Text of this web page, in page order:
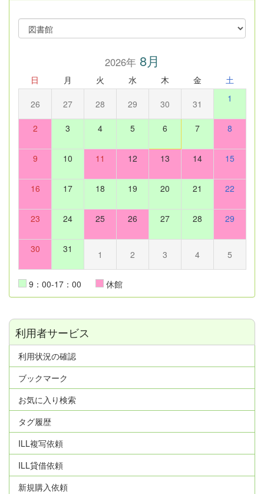
2026年8月
日 月 火 水 木 金 土
26 27 28 29 30 31 1
2 3 4 5 6 7 8
9 10 11 12 13 14 15
16 17 18 19 20 21 22
23 24 25 26 27 28 29
30 31 1 2 3 4 5
9：00-17：00 休館
利用者サービス
利用状況の確認
ブックマーク
お気に入り検索
タグ履歴
ILL複写依頼
ILL貸借依頼
新規購入依頼